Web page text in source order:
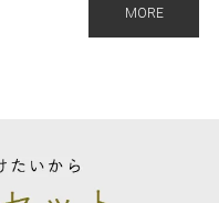
MORE